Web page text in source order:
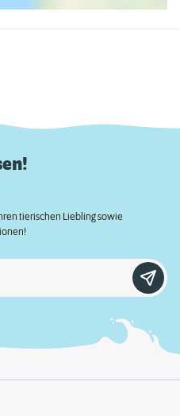
tierischen Liebling sowie